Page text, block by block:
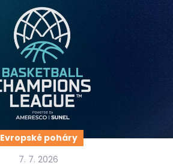
Evropské poháry
7. 7. 2026